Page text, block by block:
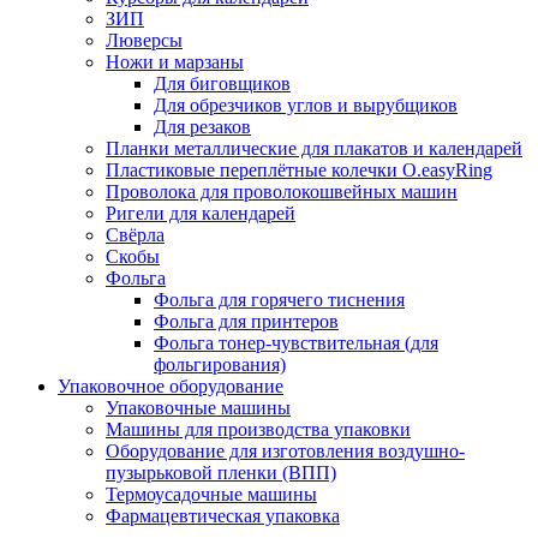
ЗИП
Люверсы
Ножи и марзаны
Для биговщиков
Для обрезчиков углов и вырубщиков
Для резаков
Планки металлические для плакатов и календарей
Пластиковые переплётные колечки O.easyRing
Проволока для проволокошвейных машин
Ригели для календарей
Свёрла
Скобы
Фольга
Фольга для горячего тиснения
Фольга для принтеров
Фольга тонер-чувствительная (для
фольгирования)
Упаковочное оборудование
Упаковочные машины
Машины для производства упаковки
Оборудование для изготовления воздушно-
пузырьковой пленки (ВПП)
Термоусадочные машины
Фармацевтическая упаковка